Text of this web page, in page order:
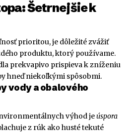
Šetrnejšie k
prioritou, je dôležité zvážiť
produktu, ktorý používame.
prekvapivo prispieva k zníženiu
hneď niekoľkými spôsobmi.
vody a obalového
výhod jeúspora
z rúk ako husté tekuté